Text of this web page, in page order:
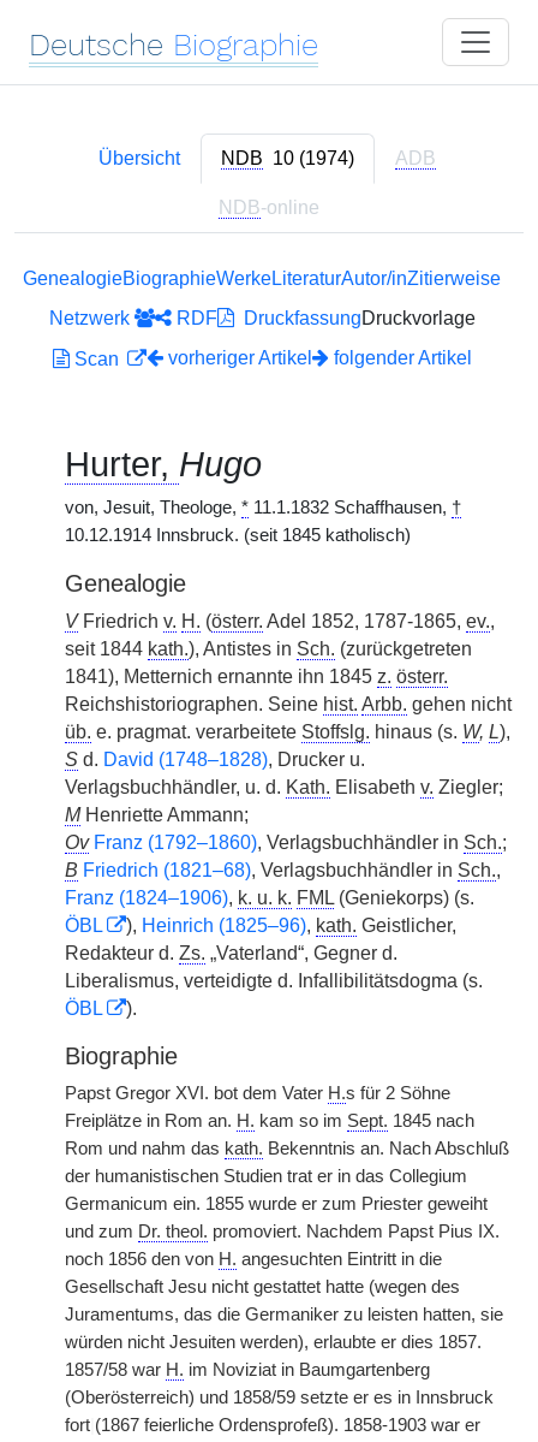
Deutsche Biographie
Übersicht NDB 10 (1974) ADB
NDB-online
GenealogieBiographieWerkeLiteraturAutor/inZitierweise
Netzwerk
RDF DruckfassungDruckvorlage
Scan
vorheriger Artikel folgender Artikel
Hurter, Hugo
von, Jesuit, Theologe, * 11.1.1832 Schaffhausen, †
10.12.1914 Innsbruck. (seit 1845 katholisch)
Genealogie
VFriedrich v. H. (österr. Adel 1852, 1787-1865, ev.,
seit 1844 kath.), Antistes in Sch. (zurückgetreten
1841), Metternich ernannte ihn 1845 z. österr.
Reichshistoriographen. Seine hist. Arbb. gehen nicht
üb. e. pragmat. verarbeitete Stoffslg. hinaus (s. W, L),
S d. David (1748–1828), Drucker u.
Verlagsbuchhändler, u. d. Kath. Elisabeth v. Ziegler;
MHenriette Ammann;
Ov Franz (1792–1860), Verlagsbuchhändler in Sch.;
B Friedrich (1821–68), Verlagsbuchhändler in Sch.,
Franz (1824–1906), k. u. k. FML (Geniekorps) (s.
ÖBL
), Heinrich (1825–96), kath. Geistlicher,
Redakteur d. Zs. „Vaterland“, Gegner d.
Liberalismus, verteidigte d. Infallibilitätsdogma (s.
ÖBL
).
Biographie
Papst Gregor XVI. bot dem Vater H.s für 2 Söhne
Freiplätze in Rom an. H. kam so im Sept. 1845 nach
Rom und nahm das kath. Bekenntnis an. Nach Abschluß
der humanistischen Studien trat er in das Collegium
Germanicum ein. 1855 wurde er zum Priester geweiht
und zum Dr. theol. promoviert. Nachdem Papst Pius IX.
noch 1856 den von H. angesuchten Eintritt in die
Gesellschaft Jesu nicht gestattet hatte (wegen des
Juramentums, das die Germaniker zu leisten hatten, sie
würden nicht Jesuiten werden), erlaubte er dies 1857.
1857/58 war H. im Noviziat in Baumgartenberg
(Oberösterreich) und 1858/59 setzte er es in Innsbruck
fort (1867 feierliche Ordensprofeß). 1858-1903 war er